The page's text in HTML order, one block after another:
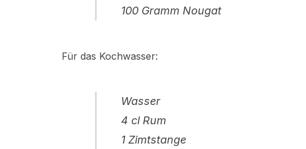
100 Gramm Nougat
Für das Kochwasser:
Wasser
4 cl Rum
1 Zimtstange